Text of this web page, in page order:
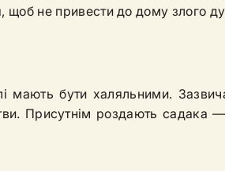
щоб не привести до дому злого
мають бути халяльними.
Присутнім роздають садака